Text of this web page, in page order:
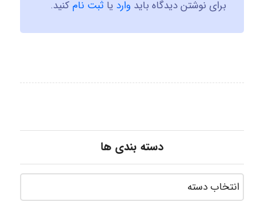
برای نوشتن دیدگاه باید وارد یا ثبت نامکنید.
دسته بندی ها